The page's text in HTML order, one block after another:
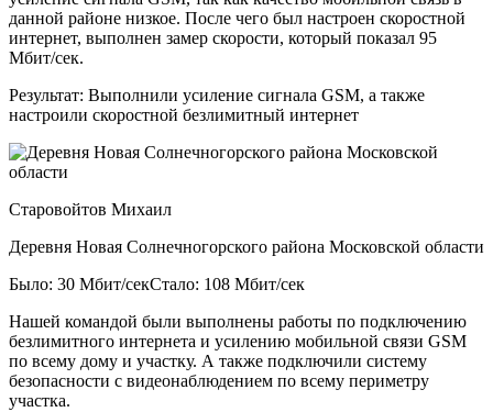
данной районе низкое. После чего был настроен скоростной
интернет, выполнен замер скорости, который показал 95
Мбит/сек.
Результат: Выполнили усиление сигнала GSM, а также
настроили скоростной безлимитный интернет
Старовойтов Михаил
Деревня Новая Солнечногорского района Московской области
Было: 30 Мбит/секСтало: 108 Мбит/сек
Нашей командой были выполнены работы по подключению
безлимитного интернета и усилению мобильной связи GSM
по всему дому и участку. А также подключили систему
безопасности с видеонаблюдением по всему периметру
участка.